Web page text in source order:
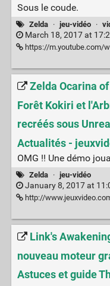
Sous le coude.
Zelda · jeu-vidéo ·
March 18, 2017 at
https://m.youtube.com/
Zelda Ocarina
Forêt Kokiri et
recréés sous
Actualités -
OMG !! Une démo
Zelda · jeu-vidéo
January 8, 2017 at
http://www.jeuxvideo.com/news/590874/zelda-
Link's
nouveau moteur
Astuces et guide